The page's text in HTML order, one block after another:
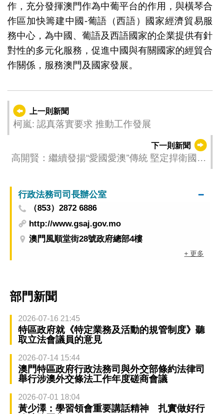
作，充分發揮澳門作為中葡平台的作用，與橫琴合
作區加快籌建中國-葡語（西語）國家經濟貿易服
務中心，為中國、葡語及西語國家的企業提供有針
對性的多元化服務，促進中國與有關國家的經貿合
作關係，服務澳門及國家發展。
上一則新聞
柯嵐: 認真落實要求 推動工作發展
下一則新聞
高開賢：繼續發揚“愛國愛澳”傳統 堅定捍衛國家
行政法務司司長辦公室
（853）2872 6886
http://www.gsaj.gov.mo
澳門風順堂街28號政府總部4樓
+ 更多
部門新聞
2026-07-16 21:45
特區政府就《特定業務及活動的規管制度》聽
取立法會議員的意見
2026-07-14 15:44
澳門特區政府行政法務司與外交部條約法律司
舉行涉澳外交條法工作年度磋商會議
2026-07-01 18:04
黃少澤：學習領會重要講話精神 扎實做好行